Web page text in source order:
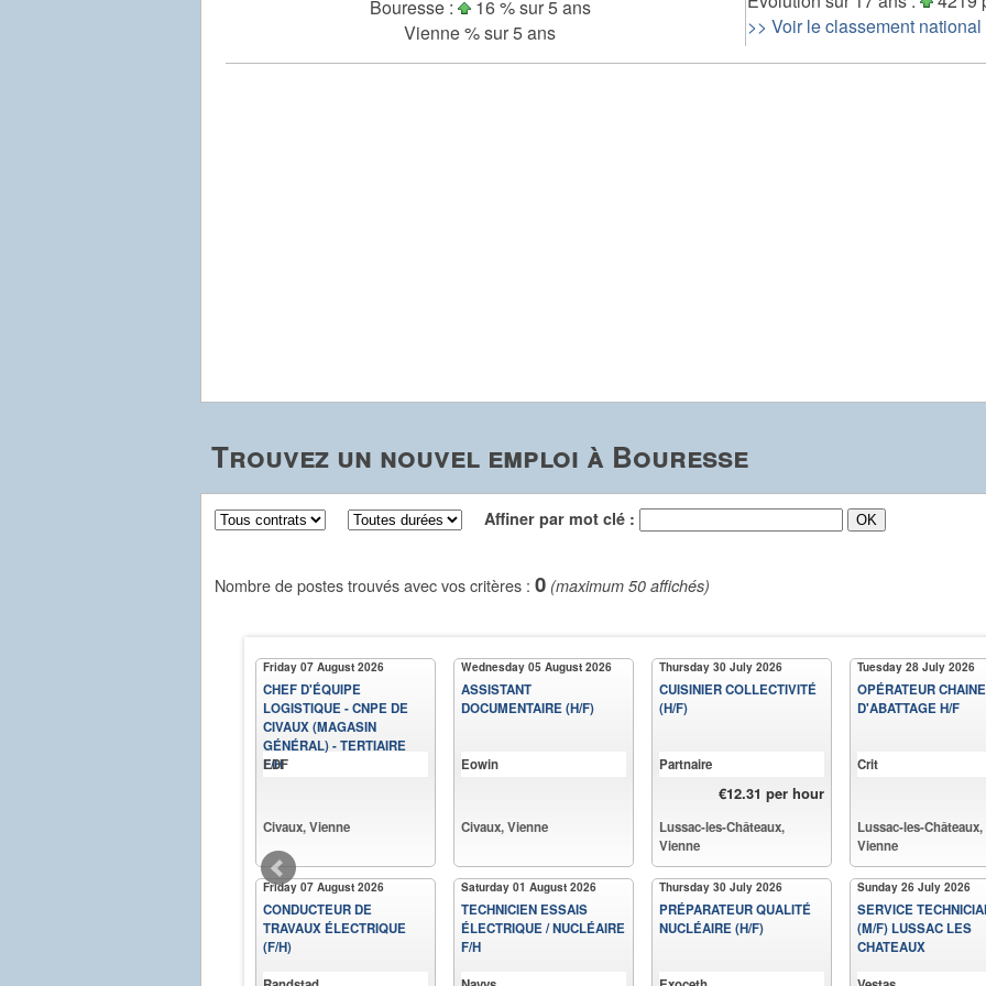
Bouresse :
16 % sur 5 ans
Vienne % sur 5 ans
>> Voir le classement national
Trouvez un nouvel emploi à Bouresse
Affiner par mot clé :
Nombre de postes trouvés avec vos critères : 0 (maximum 50 affichés)
Friday 07 August 2026
CHEF D'ÉQUIPE
LOGISTIQUE - CNPE DE
CIVAUX (MAGASIN
GÉNÉRAL) - TERTIAIRE
F/H
EDF
Civaux, Vienne
Friday 07 August 2026
CONDUCTEUR DE
TRAVAUX ÉLECTRIQUE
(F/H)
Wednesday 05 August 2026
ASSISTANT
DOCUMENTAIRE (H/F)
Eowin
Civaux, Vienne
Saturday 01 August 2026
TECHNICIEN ESSAIS
ÉLECTRIQUE / NUCLÉAIRE
F/H
Thursday 30 July 2026
CUISINIER COLLECTIVITÉ
(H/F)
Partnaire
€12.31 per hour
Lussac-les-Châteaux,
Vienne
Thursday 30 July 2026
PRÉPARATEUR QUALITÉ
NUCLÉAIRE (H/F)
Tuesday 28 July 2026
OPÉRATEUR CHAINE
D'ABATTAGE H/F
Crit
Lussac-les-Châteaux,
Vienne
Sunday 26 July 2026
SERVICE
(M/F) LUSSAC LES
CHATEAUX